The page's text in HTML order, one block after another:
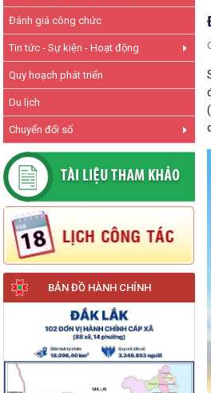
Đánh giá công chức
Tin tức - Sự kiện - Hoạt động
Quy hoạch phát triển
Du lịch
Chuyển đổi số
BẢN ĐỒ HÀNH CHÍNH